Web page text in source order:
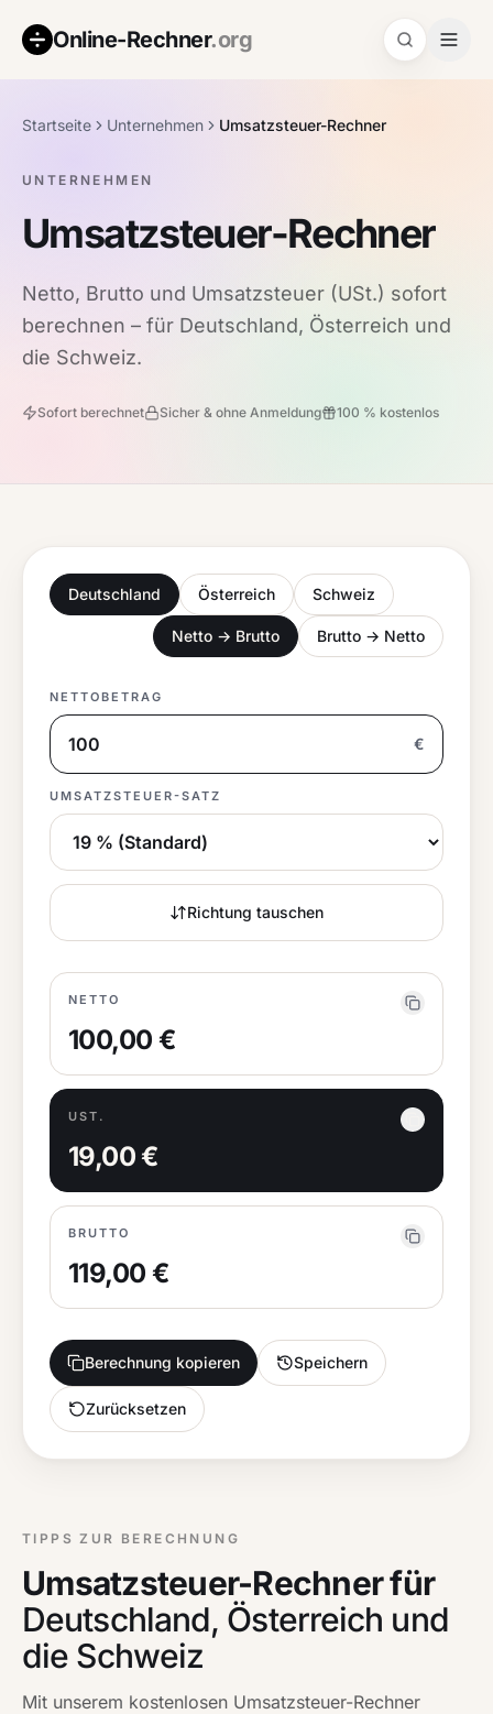
Online-Rechner.org
Startseite Unternehmen Umsatzsteuer-Rechner
UNTERNEHMEN
Umsatzsteuer-Rechner
Netto, Brutto und Umsatzsteuer (USt.) sofort
berechnen – für Deutschland, Österreich und
die Schweiz.
Sofort berechnet Sicher & ohne Anmeldung 100 % kostenlos
Deutschland Österreich Schweiz
Netto → Brutto Brutto → Netto
NETTOBETRAG
€
UMSATZSTEUER-SATZ
Richtung tauschen
NETTO
100,00 €
UST.
19,00 €
BRUTTO
119,00 €
Berechnung kopieren Speichern
Zurücksetzen
TIPPS ZUR BERECHNUNG
Umsatzsteuer-Rechner für
Deutschland, Österreich und
die Schweiz
Mit unserem kostenlosen Umsatzsteuer-Rechner